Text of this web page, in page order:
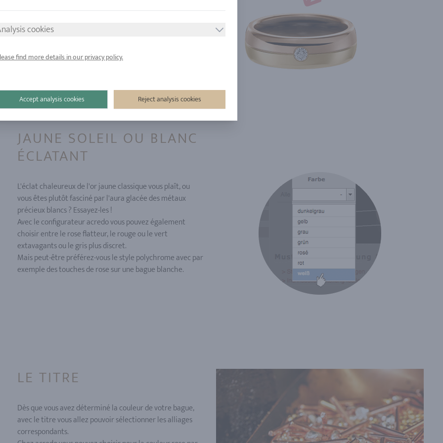
JAUNE SOLEIL OU BLANC
ÉCLATANT
L'éclat chaleureux de l'or jaune classique vous plaît, ou
vous êtes plutôt fasciné par l'aura glacée des métaux
précieux blancs ? Essayez-les !
Avec le configurateur acredo vous pouvez également
choisir entre le rose flatteur, le rouge ou le vert
extavagants ou le gris plus discret.
Mais peut-être préférez-vous le style polychrome avec par
exemple des touches de rose sur une bague blanche.
LE TITRE
Dès que vous avez déterminé la couleur de votre bague,
avec le titre vous allez pouvoir sélectionner les alliages
correspondants.
cookies
find more details in our privacy policy.
Reject analysis cookies
Accept analysis cookies